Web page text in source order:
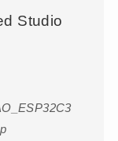
Studio